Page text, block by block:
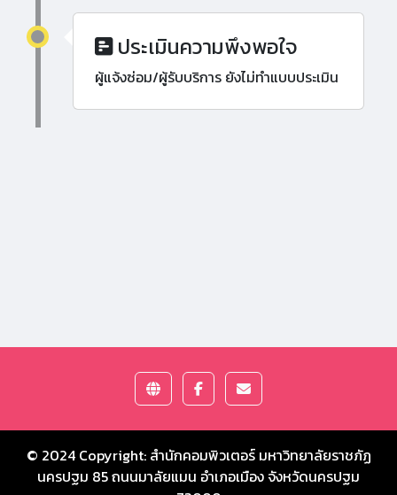
ประเมินความพึงพอใจ
ผู้แจ้งซ่อม/ผู้รับบริการ ยังไม่ทำแบบประเมิน
© 2024 Copyright: สำนักคอมพิวเตอร์ มหาวิทยาลัยราชภัฏ
นครปฐม 85 ถนนมาลัยแมน อำเภอเมือง จังหวัดนครปฐม